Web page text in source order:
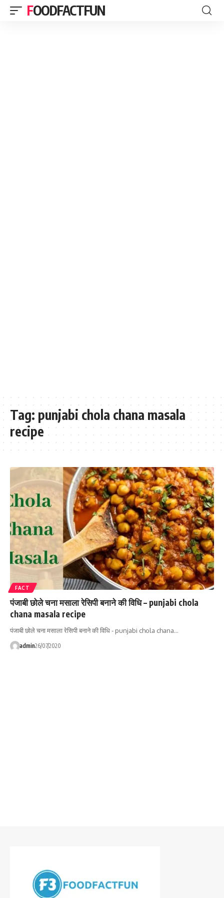
FOODFACTFUN
Tag: punjabi chola chana masala
recipe
FACT
पंजाबी छोले चना मसाला रेसिपी बनाने की विधि – punjabi chola
chana masala recipe
पंजाबी छोले चना मसाला रेसिपी बनाने की विधि - punjabi chola chana…
admin26/07/2020